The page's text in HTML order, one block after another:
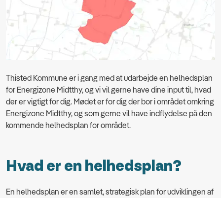
Thisted Kommune er i gang med at udarbejde en helhedsplan
for Energizone Midtthy, og vi vil gerne have dine input til, hvad
der er vigtigt for dig. Mødet er for dig der bor i området omkring
Energizone Midtthy, og som gerne vil have indflydelse på den
kommende helhedsplan for området.
Hvad er en helhedsplan?
En helhedsplan er en samlet, strategisk plan for udviklingen af